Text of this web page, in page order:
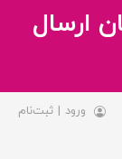
تومان ارسال
ورود | ثبت‌نام